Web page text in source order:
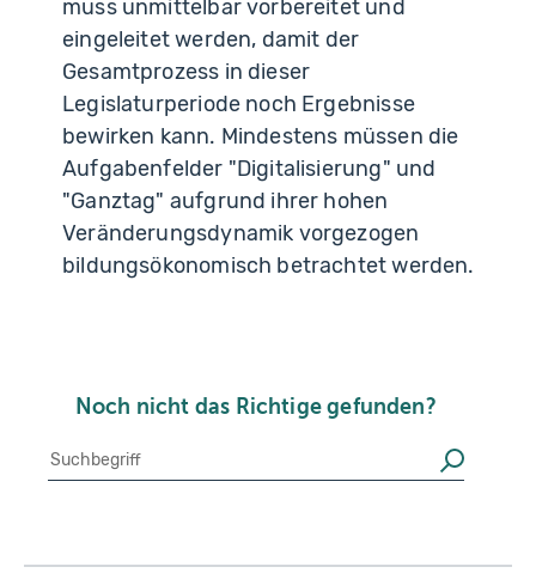
muss unmittelbar vorbereitet und
eingeleitet werden, damit der
Gesamtprozess in dieser
Legislaturperiode noch Ergebnisse
bewirken kann. Mindestens müssen die
Aufgabenfelder "Digitalisierung" und
"Ganztag" aufgrund ihrer hohen
Veränderungsdynamik vorgezogen
bildungsökonomisch betrachtet werden.
Noch nicht das Richtige gefunden?
Suche Suchen